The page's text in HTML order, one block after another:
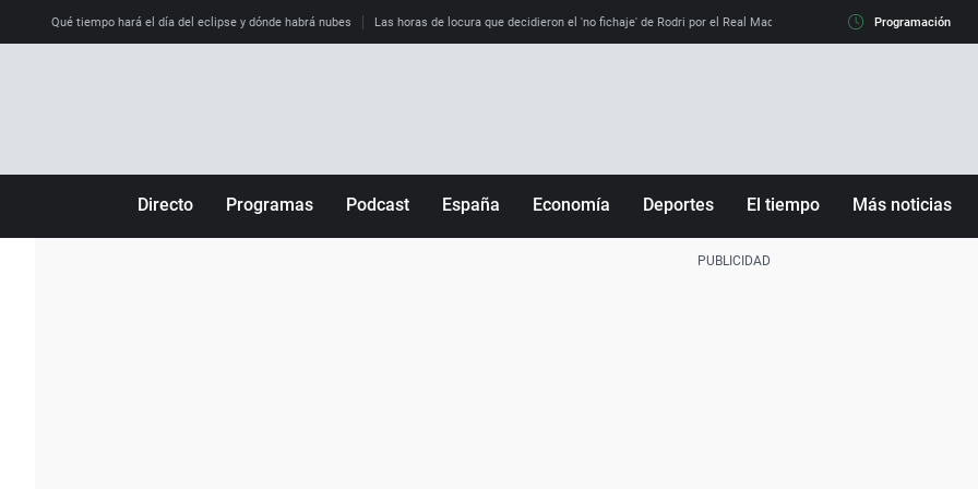
Qué tiempo hará el día del eclipse y dónde habrá nubes Las horas de locura que decidieron el 'no fichaje' de Rodri por el Real Madrid y su 'sí' al Barça La llamada
Programación
Directo Programas Podcast España Economía Deportes El tiempo Más noticias